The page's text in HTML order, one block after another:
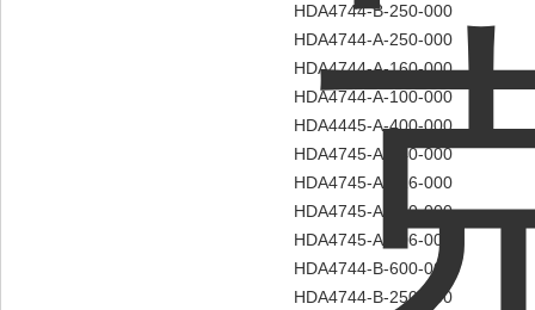
HDA4744-B-250-000
HDA4744-A-250-000
HDA4744-A-160-000
HDA4744-A-100-000
HDA4445-A-400-000
HDA4745-A-040-000
HDA4745-A-016-000
HDA4745-A-010-000
HDA4745-A-006-000
HDA4744-B-600-000
HDA4744-B-250-000